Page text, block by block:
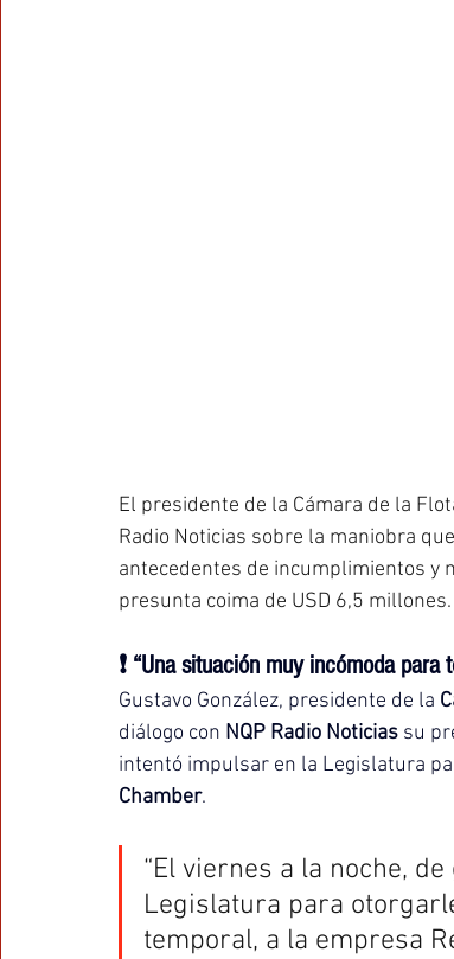
El presidente de la Cámara de la
Radio Noticias sobre la maniobra
antecedentes de incumplimientos y
presunta coima de USD 6,5 millones.
❗ “Una situación muy incómoda para
Gustavo González, presidente de la
diálogo con NQP Radio Noticias su
intentó impulsar en la Legislatura
Chamber.
“El viernes a la noche,
Legislatura para
temporal, a la empresa